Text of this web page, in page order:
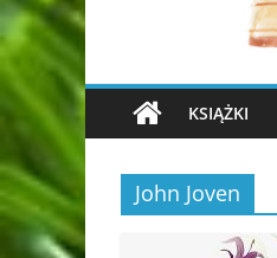
KSIĄŻKI
John Joven